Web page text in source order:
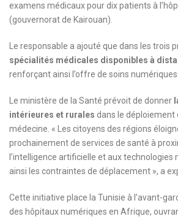
examens médicaux pour dix patients à
(gouvernorat de Kairouan).
Le responsable a ajouté que dans les trois
spécialités médicales disponibles à
renforçant ainsi l’offre de soins numériques
Le ministère de la Santé prévoit de donner
intérieures et rurales dans le déploiement
médecine. « Les citoyens des régions
prochainement de services de santé à
l’intelligence artificielle et aux
ainsi les contraintes de déplacement », a
Cette initiative place la Tunisie à l’avant-
des hôpitaux numériques en Afrique,